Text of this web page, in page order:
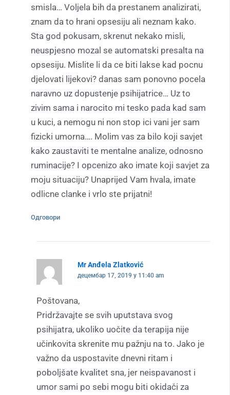
smisla… Voljela bih da prestanem analizirati,
znam da to hrani opsesiju ali neznam kako.
Sta god pokusam, skrenut nekako misli,
neuspjesno mozal se automatski presalta na
opsesiju. Mislite li da ce biti lakse kad pocnu
djelovati lijekovi? danas sam ponovno pocela
naravno uz dopustenje psihijatrice… Uz to
zivim sama i narocito mi tesko pada kad sam
u kuci, a nemogu ni non stop ici vani jer sam
fizicki umorna…. Molim vas za bilo koji savjet
kako zaustaviti te mentalne analize, odnosno
ruminacije? I opcenizo ako imate koji savjet za
moju situaciju? Unaprijed Vam hvala, imate
odlicne clanke i vrlo ste prijatni!
Одговори
Mr Anđela Zlatković
децембар 17, 2019 у 11:40 am
Poštovana,
Pridržavajte se svih uputstava svog
psihijatra, ukoliko uočite da terapija nije
učinkovita skrenite mu pažnju na to. Jako je
važno da uspostavite dnevni ritam i
poboljšate kvalitet sna, jer neispavanost i
umor sami po sebi mogu biti okidači za